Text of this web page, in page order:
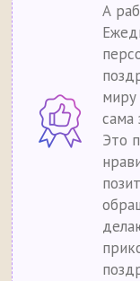
А
миру
сама
Это